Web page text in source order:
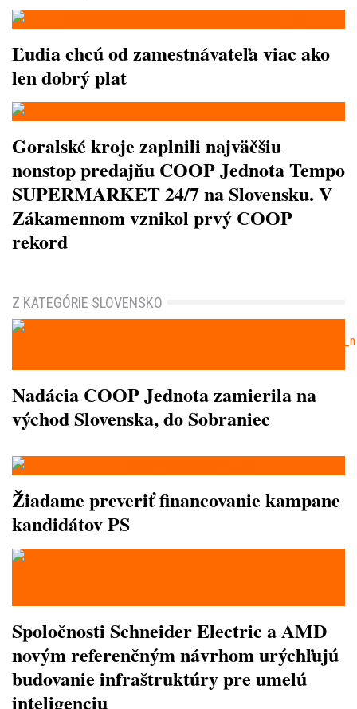
Ľudia chcú od zamestnávateľa viac ako
len dobrý plat
Goralské kroje zaplnili najväčšiu
nonstop predajňu COOP Jednota Tempo
SUPERMARKET 24/7 na Slovensku. V
Zákamennom vznikol prvý COOP
rekord
Z KATEGÓRIE SLOVENSKO
Nadácia COOP Jednota zamierila na
východ Slovenska, do Sobraniec
Žiadame preveriť financovanie kampane
kandidátov PS
Spoločnosti Schneider Electric a AMD
novým referenčným návrhom urýchľujú
budovanie infraštruktúry pre umelú
inteligenciu